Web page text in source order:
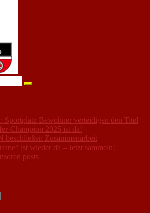
Sportplatz Bewohner verteidigen den Titel
Champion 2025 ist da!
beschließen Zusammenarbeit
ist wieder da – Jetzt sammeln!
posts